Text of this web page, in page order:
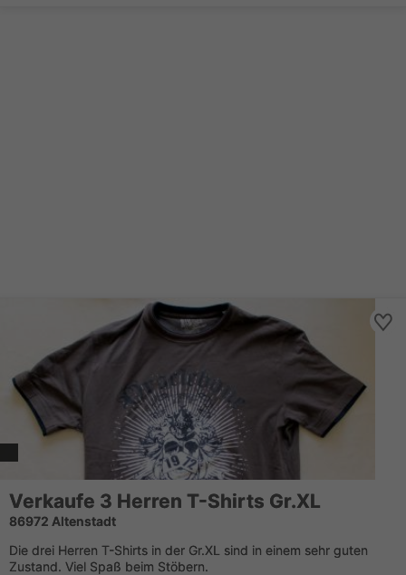
Verkaufe 3 Herren T-Shirts Gr.XL
86972 Altenstadt
Die drei Herren T-Shirts in der Gr.XL sind in einem sehr guten
Zustand. Viel Spaß beim Stöbern.